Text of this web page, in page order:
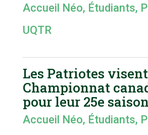
Accueil Néo, Étudiants,
UQTR
Les Patriotes
Championnat
pour leur 25e saison
Accueil Néo, Étudiants,